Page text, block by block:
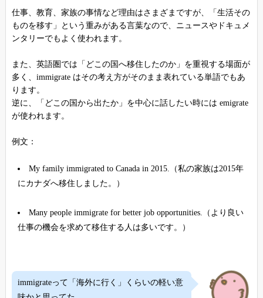
仕事、教育、家族の事情など理由はさまざまですが、「生活その
ものを移す」という重みがある言葉なので、ニュースやドキュメ
ンタリーでもよく使われます。
また、英語圏では「どこの国へ移住したのか」を重視する場面が
多く、immigrate はその考え方がそのまま表れている単語でもあ
ります。
逆に、「どこの国から出たか」を中心に話したい時には emigrate
が使われます。
例文：
My family immigrated to Canada in 2015.（私の家族は2015年
にカナダへ移住しました。）
Many people immigrate for better job opportunities.（より良い
仕事の機会を求めて移住する人は多いです。）
immigrateって「海外に行く」くらいの軽い意